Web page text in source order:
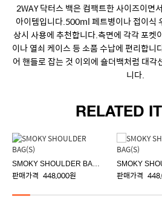
2WAY 닥터스 백은 컴팩트한 사이즈이면
아이템입니다.500ml 페트병이나 접이식
상시 사용에 추천합니다.측면에 각각 포켓
이나 열쇠 케이스 등 소품 수납에 편리합니
어 핸들로 잡는 것 이외에 숄더백처럼 대각
니다.
RELATED
SMOKY SHOULDER BAG(S)
판매가격 448,000원 판매가격